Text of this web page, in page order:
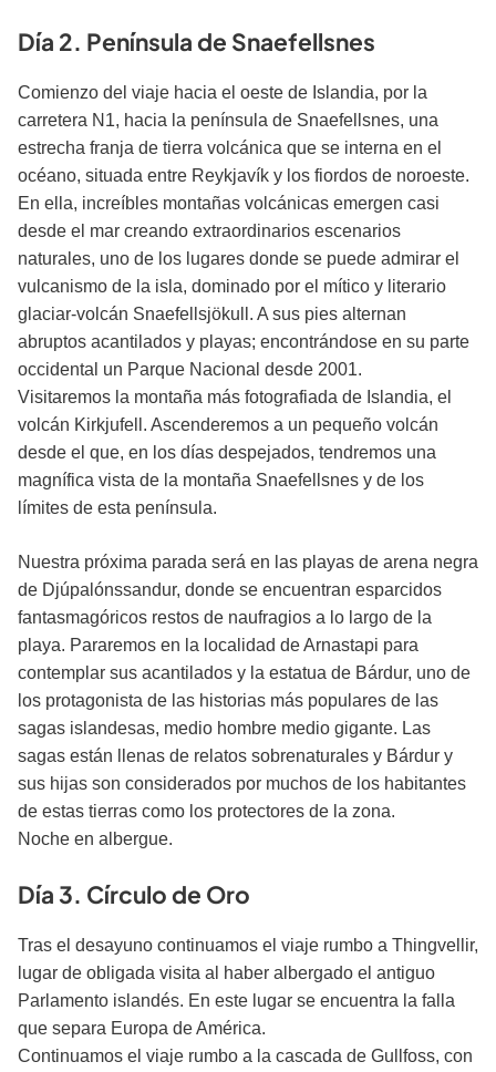
Día 2. Península de Snaefellsnes
Comienzo del viaje hacia el oeste de Islandia, por la
carretera N1, hacia la península de Snaefellsnes, una
estrecha franja de tierra volcánica que se interna en el
océano, situada entre Reykjavík y los fiordos de noroeste.
En ella, increíbles montañas volcánicas emergen casi
desde el mar creando extraordinarios escenarios
naturales, uno de los lugares donde se puede admirar el
vulcanismo de la isla, dominado por el mítico y literario
glaciar-volcán Snaefellsjökull. A sus pies alternan
abruptos acantilados y playas; encontrándose en su parte
occidental un Parque Nacional desde 2001.
Visitaremos la montaña más fotografiada de Islandia, el
volcán Kirkjufell. Ascenderemos a un pequeño volcán
desde el que, en los días despejados, tendremos una
magnífica vista de la montaña Snaefellsnes y de los
límites de esta península.
Nuestra próxima parada será en las playas de arena negra
de Djúpalónssandur, donde se encuentran esparcidos
fantasmagóricos restos de naufragios a lo largo de la
playa. Pararemos en la localidad de Arnastapi para
contemplar sus acantilados y la estatua de Bárdur, uno de
los protagonista de las historias más populares de las
sagas islandesas, medio hombre medio gigante. Las
sagas están llenas de relatos sobrenaturales y Bárdur y
sus hijas son considerados por muchos de los habitantes
de estas tierras como los protectores de la zona.
Noche en albergue.
Día 3. Círculo de Oro
Tras el desayuno continuamos el viaje rumbo a Thingvellir,
lugar de obligada visita al haber albergado el antiguo
Parlamento islandés. En este lugar se encuentra la falla
que separa Europa de América.
Continuamos el viaje rumbo a la cascada de Gullfoss, con